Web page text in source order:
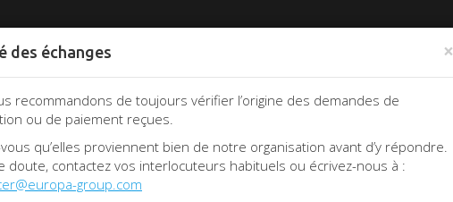
des échanges ×
recommandons de toujours vérifier l’origine des demandes de
ou de paiement reçues.
qu’elles proviennent bien de notre organisation avant d’y répondre.
doute, contactez vos interlocuteurs habituels ou écrivez-nous à :
group.com
APPEL À COM PARTENAIRES INFOS PRATIQUES ARCHIVES